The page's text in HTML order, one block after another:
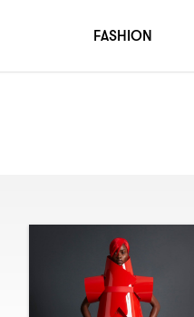
FASHION